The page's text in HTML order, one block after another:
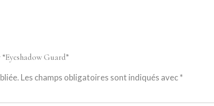
Guard”
Les champs obligatoires sont indiqués avec*